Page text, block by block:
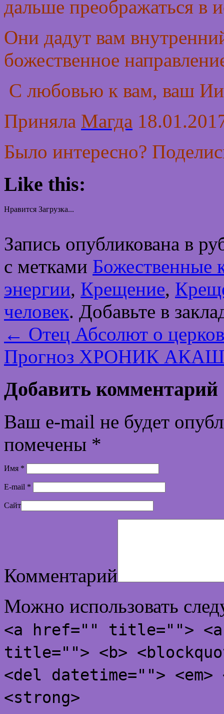
дальше преображаться в
Они дадут вам
божественное
С любовью к вам, ваш
Приняла Магда
Было интересно?
Like this:
Нравится Загрузка...
Запись опубликована в
с метками Божественные
энергии, Крещение,
человек. Добавьте в
← Отец Абсолют о
Прогноз ХРОНИК
Добавить комментарий
Ваш e-mail не будет
помечены *
Имя *
E-mail *
Сайт
Комментарий
Можно использовать
<a href="" title="">
title=""> <b>
<del datetime="">
<strong>